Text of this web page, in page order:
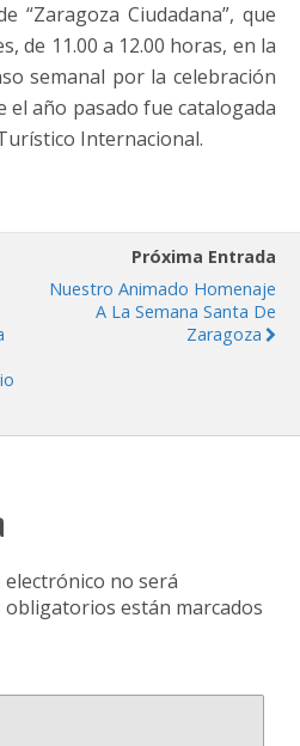
“Zaragoza Ciudadana”, que
de 11.00 a 12.00 horas, en la
semanal por la celebración
el año pasado fue catalogada
Internacional.
Próxima Entrada
Nuestro Animado Homenaje
A La Semana Santa De
Zaragoza
no será
obligatorios están marcados